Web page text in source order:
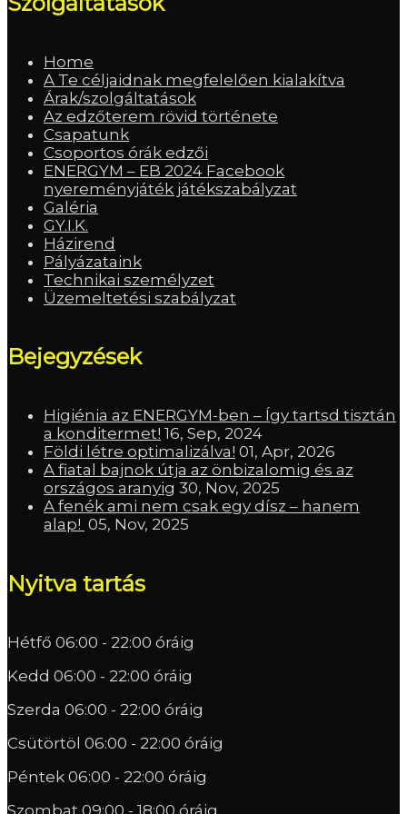
Home
A Te céljaidnak megfelelően kialakítva
Árak/szolgáltatások
Az edzőterem rövid története
Csapatunk
Csoportos órák edzői
ENERGYM – EB 2024 Facebook
nyereményjáték játékszabályzat
Galéria
GY.I.K.
Házirend
Pályázataink
Technikai személyzet
Üzemeltetési szabályzat
Bejegyzések
Higiénia az ENERGYM-ben – Így tartsd tisztán
a konditermet! 16, Sep, 2024
Földi létre optimalizálva! 01, Apr, 2026
A fiatal bajnok útja az önbizalomig és az
országos aranyig 30, Nov, 2025
A fenék ami nem csak egy dísz – hanem
alap! 05, Nov, 2025
Nyitva tartás
Hétfő 06:00 - 22:00 óráig
Kedd 06:00 - 22:00 óráig
Szerda 06:00 - 22:00 óráig
Csütörtöl 06:00 - 22:00 óráig
Péntek 06:00 - 22:00 óráig
Szombat 09:00 - 18:00 óráig